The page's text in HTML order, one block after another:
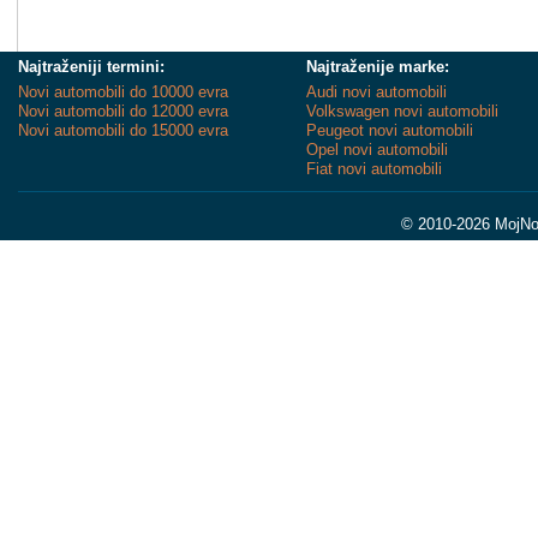
Najtraženiji termini:
Novi automobili do 10000 evra
Novi automobili do 12000 evra
Novi automobili do 15000 evra
Najtraženije marke:
Audi novi automobili
Volkswagen novi automobili
Peugeot novi automobili
Opel novi automobili
Fiat novi automobili
© 2010-2026